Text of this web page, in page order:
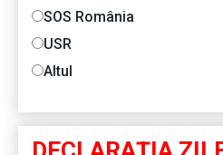
SOS România
USR
Altul